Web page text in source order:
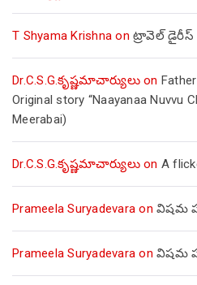
T Shyama Krishna on ట్రావెల్ డైరీస్
Dr.C.S.G.కృష్ణమాచార్యులుon
Original story “Naayanaa Nuvvu
Meerabai)
Dr.C.S.G.కృష్ణమాచార్యులుon A
Prameela Suryadevara on విషమ
Prameela Suryadevara on విషమ